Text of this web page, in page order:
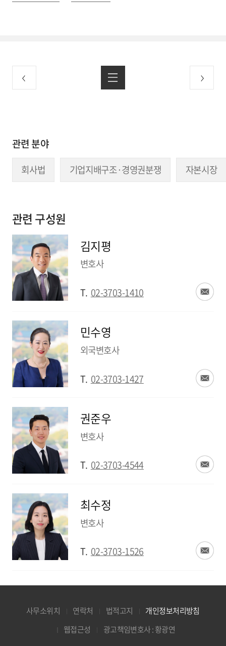
관련 분야
회사법 기업지배구조·경영권분쟁 자본시장
관련 구성원
김지평
변호사
T. 02-3703-1410
민수영
외국변호사
T. 02-3703-1427
권준우
변호사
T. 02-3703-4544
최수정
변호사
T. 02-3703-1526
사무소위치 연락처 법적고지
개인정보처리방침
웹접근성
광고책임변호사 : 황광연